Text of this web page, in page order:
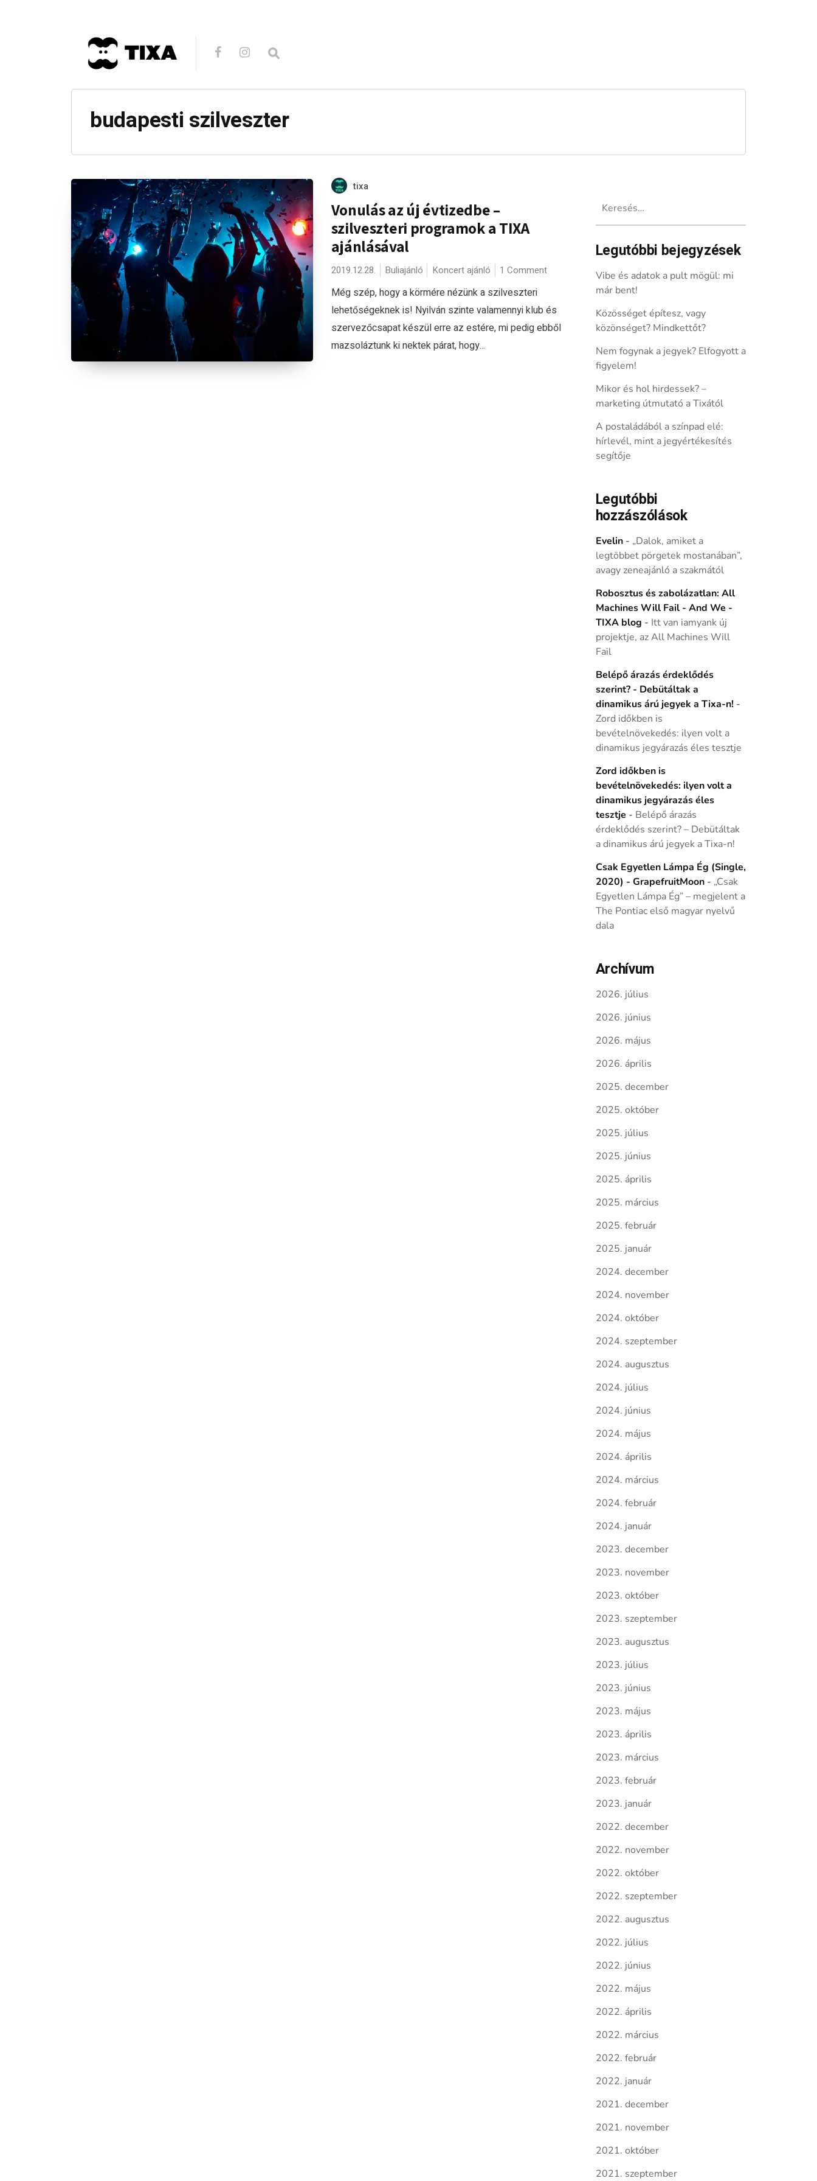
budapesti szilveszter
tixa
Vonulás az új évtizedbe –
szilveszteri programok a TIXA
ajánlásával
2019.12.28. Buliajánló Koncert ajánló 1 Comment
Még szép, hogy a körmére nézünk a szilveszteri
lehetőségeknek is! Nyilván szinte valamennyi klub és
szervezőcsapat készül erre az estére, mi pedig ebből
mazsoláztunk ki nektek párat, hogy...
Legutóbbi bejegyzések
Vibe és adatok a pult mögül: mi
már bent!
Közösséget építesz, vagy
közönséget? Mindkettőt?
Nem fogynak a jegyek? Elfogyott a
figyelem!
Mikor és hol hirdessek? –
marketing útmutató a Tixától
A postaládából a színpad elé:
hírlevél, mint a jegyértékesítés
segítője
Legutóbbi
hozzászólások
Evelin- „Dalok, amiket a
legtöbbet pörgetek mostanában”,
avagy zeneajánló a szakmától
Robosztus és zabolázatlan: All
Machines Will Fail - And We -
TIXA blog - Itt van iamyank új
projektje, az All Machines Will
Fail
Belépő árazás érdeklődés
szerint? - Debütáltak a
dinamikus árú jegyek a Tixa-n! -
Zord időkben is
bevételnövekedés: ilyen volt a
dinamikus jegyárazás éles tesztje
Zord időkben is
bevételnövekedés: ilyen volt a
dinamikus jegyárazás éles
tesztje - Belépő árazás
érdeklődés szerint? – Debütáltak
a dinamikus árú jegyek a Tixa-n!
Csak Egyetlen Lámpa Ég (Single,
2020) - GrapefruitMoon- „Csak
Egyetlen Lámpa Ég” – megjelent a
The Pontiac első magyar nyelvű
dala
Archívum
2026. július
2026. június
2026. május
2026. április
2025. december
2025. október
2025. július
2025. június
2025. április
2025. március
2025. február
2025. január
2024. december
2024. november
2024. október
2024. szeptember
2024. augusztus
2024. július
2024. június
2024. május
2024. április
2024. március
2024. február
2024. január
2023. december
2023. november
2023. október
2023. szeptember
2023. augusztus
2023. július
2023. június
2023. május
2023. április
2023. március
2023. február
2023. január
2022. december
2022. november
2022. október
2022. szeptember
2022. augusztus
2022. július
2022. június
2022. május
2022. április
2022. március
2022. február
2022. január
2021. december
2021. november
2021. október
2021. szeptember